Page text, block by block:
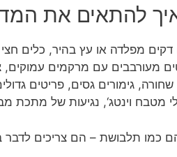
להתאים את
מפלדה או עץ בהיר, כלים חצי
מעורבבים עם מרקמים עמוקים,
גימורים גסים, פריטים
מטבח וינטג‘, נגיעות של מתכת
כמו תלבושת – הם צריכים